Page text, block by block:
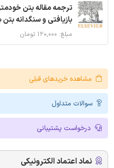
ترجمه مقاله بتن
بازیافتی و سنگدانه بتن
مبلغ: ۱۲۰,۰۰۰ تومان
مشاهده خریدهای قبلی
سوالات متداول
درخواست پشتیبانی
نماد اعتماد الکترونیکی